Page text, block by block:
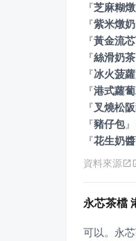
『芝麻糊
『紫米燉奶
『黃金流
『絲滑奶茶
『冰火菠
『港式蘿
『叉燒松
『豬仔包』
『花生奶
資料來源
永芯茶檔
可以。永